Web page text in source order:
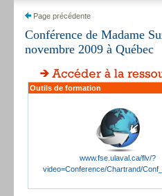
Page précédente
Conférence de Madame
novembre 2009 à Québec
Outils de formation
www.fse.ulaval.ca/flv/?
video=Conference/Chartrand/